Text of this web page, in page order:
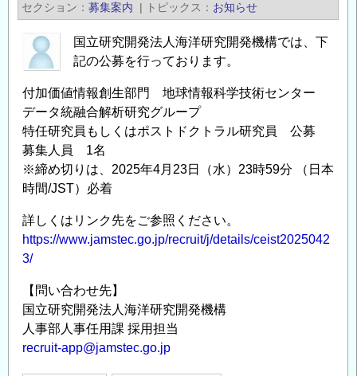
参
加
申
込
み
の
ご
案
内
の
セクション 募集案内 | トピックス お知らせ
国立研究開発法人海洋研究開発機構では、下
記の公募を行っております。
付加価値情報創生部門 地球情報科学技術センター
データ統融合解析研究グループ
特任研究員もしくはポストドクトラル研究員 公募
募集人員 1名
※締め切りは、2025年4月23日（水）23時59分 （日本
時間/JST）必着
詳しくはリンク先をご参照ください。
https://www.jamstec.go.jp/recruit/j/details/ceist2025042
3/
【問い合わせ先】
国立研究開発法人海洋研究開発機構
人事部人事任用課 採用担当
recruit-app@jamstec.go.jp